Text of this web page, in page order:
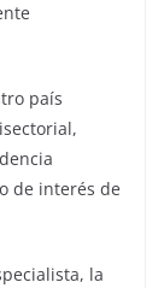
país
de interés de
la